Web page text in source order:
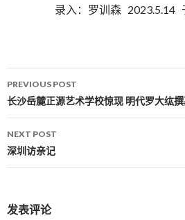
录入：罗训森 2023.5.14
Post navigation
PREVIOUS POST
长沙岳麓正源艺术学校惊现 明代罗大纮
NEXT POST
深圳访亲记
发表评论